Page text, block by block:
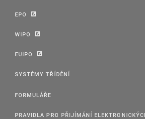
EPO
WIPO
EUIPO
SYSTÉMY TŘÍDĚNÍ
FORMULÁŘE
PRAVIDLA PRO PŘIJÍMÁNÍ